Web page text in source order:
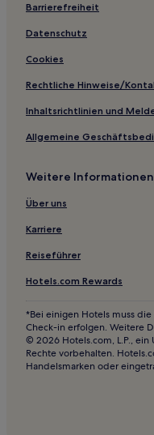
Barrierefreiheit
Datenschutz
Cookies
Rechtliche Hinweise/
Inhaltsrichtlinien und
Allgemeine
Weitere Informationen
Über uns
Karriere
Reiseführer
Hotels.com Rewards
*Bei einigen Hotels muss
Check-in erfolgen. Weitere
© 2026 Hotels.com, L.P.,
Rechte vorbehalten.
Handelsmarken oder